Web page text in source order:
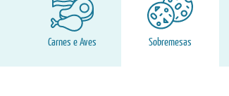
Carnes e Aves Sobremesas